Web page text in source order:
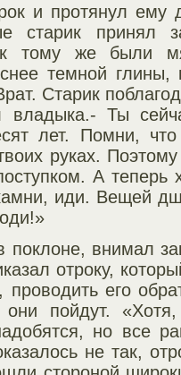
и протянул ему
старик принял
к тому же были
темной
Старик
Ты
лет. Помни,
руках.
А теперь
иди. Вещей
внимал
отроку,
проводить его
они пойдут.
но все
не так,